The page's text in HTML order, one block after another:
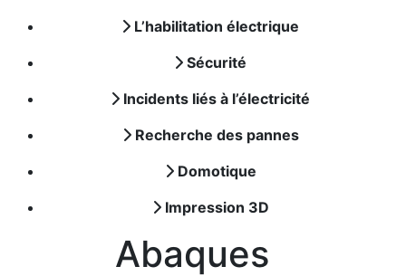
L’habilitation électrique
Sécurité
Incidents liés à l’électricité
Recherche des pannes
Domotique
Impression 3D
Abaques